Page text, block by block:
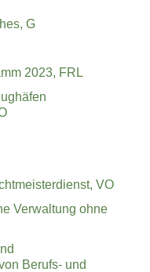
G
2023, FRL
VO
Verwaltung ohne
Berufs- und